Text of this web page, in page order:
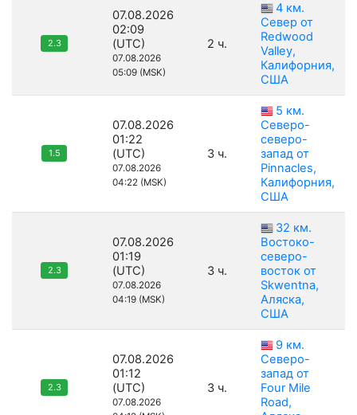
2.3
07.08.2026
02:09
(UTC)
07.08.2026
05:09 (MSK)
2 ч.
4 км.
Север от
Redwood
Valley,
Калифорния,
США
1.5
07.08.2026
01:22
(UTC)
07.08.2026
04:22 (MSK)
3 ч.
5 км.
Северо-
северо-
запад от
Pinnacles,
Калифорния,
США
2.3
07.08.2026
01:19
(UTC)
07.08.2026
04:19 (MSK)
3 ч.
32 км.
Востоко-
северо-
восток от
Skwentna,
Аляска,
США
2.3
07.08.2026
01:12
(UTC)
07.08.2026
3 ч.
9 км.
Северо-
запад от
Four Mile
Road,